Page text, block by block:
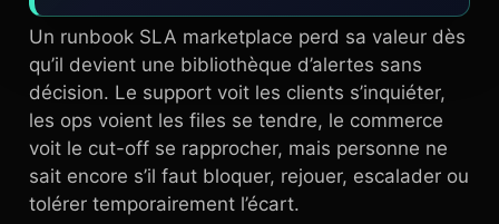
Un runbook SLA marketplace perd sa valeur dès
qu’il devient une bibliothèque d’alertes sans
décision. Le support voit les clients s’inquiéter,
les ops voient les files se tendre, le commerce
voit le cut-off se rapprocher, mais personne ne
sait encore s’il faut bloquer, rejouer, escalader ou
tolérer temporairement l’écart.